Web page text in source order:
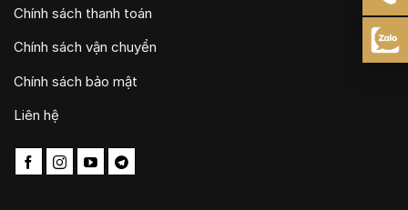
Chính sách thanh toán
Chính sách vận chuyển
Chính sách bảo mật
Liên hệ